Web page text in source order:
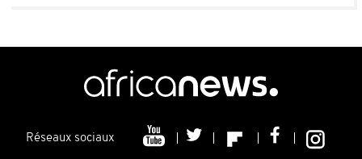
Réseaux sociaux